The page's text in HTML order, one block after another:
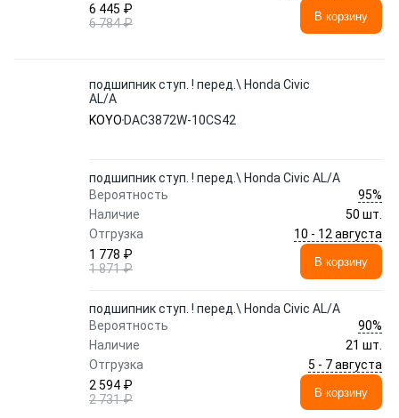
6 445 ₽
6 784 ₽
В корзину
подшипник ступ. ! перед.\ Honda Civic
AL/A
KOYO DAC3872W-10CS42
подшипник ступ. ! перед.\ Honda Civic AL/A
Вероятность
95%
Наличие
50 шт.
Отгрузка
10 - 12 августа
1 778 ₽
1 871 ₽
В корзину
подшипник ступ. ! перед.\ Honda Civic AL/A
Вероятность
90%
Наличие
21 шт.
Отгрузка
5 - 7 августа
2 594 ₽
2 731 ₽
В корзину